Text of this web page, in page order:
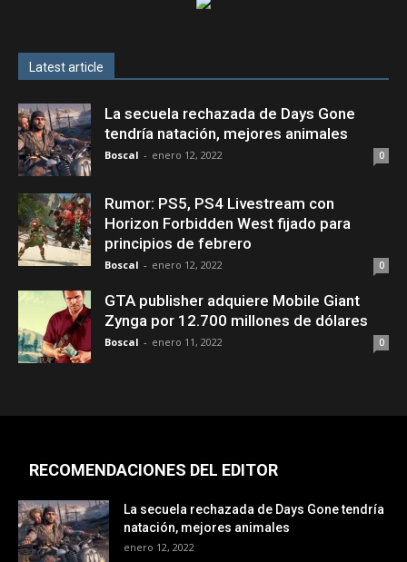
Latest article
La secuela rechazada de Days Gone
tendría natación, mejores animales
Boscal - enero 12, 2022 0
Rumor: PS5, PS4 Livestream con
Horizon Forbidden West fijado para
principios de febrero
Boscal - enero 12, 2022 0
GTA publisher adquiere Mobile Giant
Zynga por 12.700 millones de dólares
Boscal - enero 11, 2022 0
RECOMENDACIONES DEL EDITOR
La secuela rechazada de Days Gone tendría
natación, mejores animales
enero 12, 2022